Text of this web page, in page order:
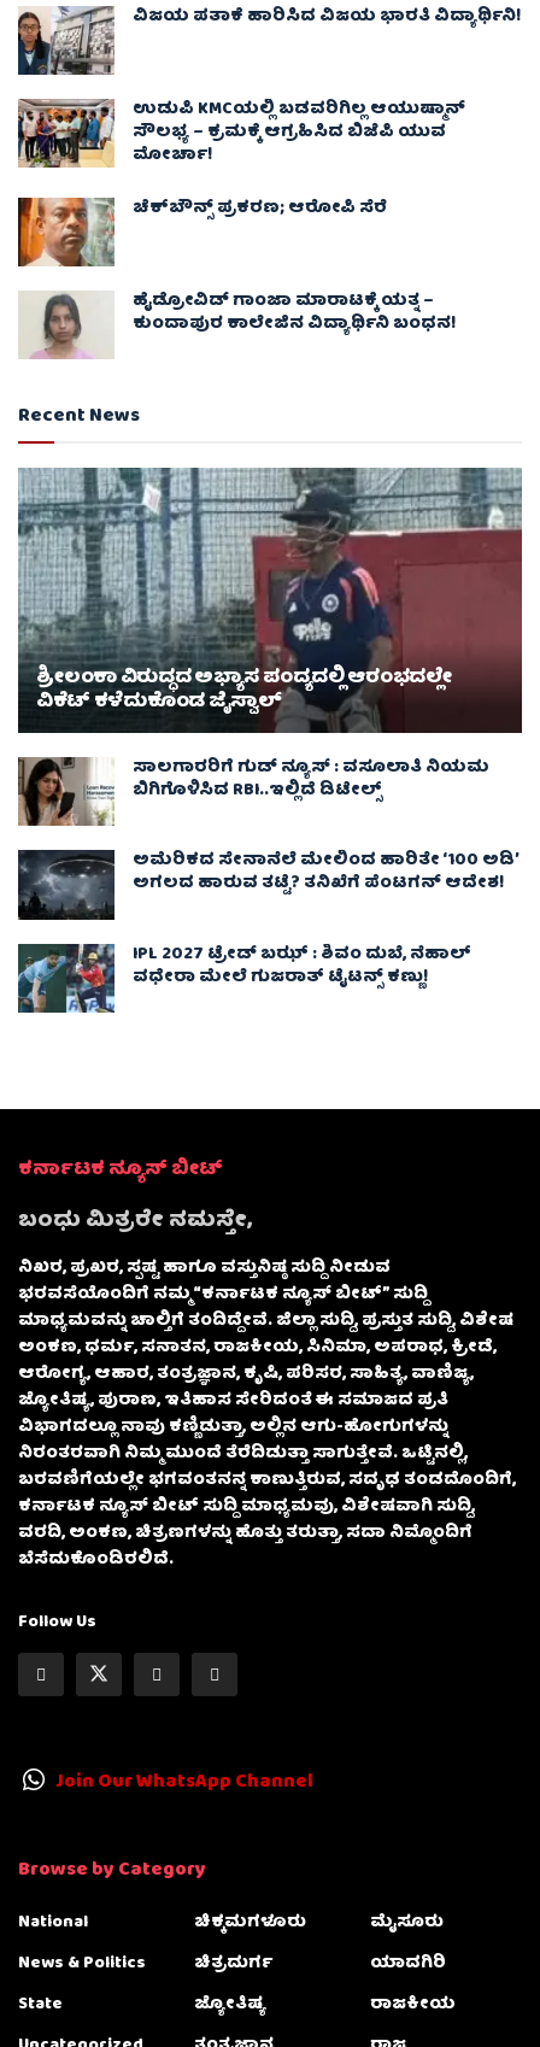
ವಿಜಯ ಪತಾಕೆ ಹಾರಿಸಿದ ವಿಜಯ ಭಾರತಿ ವಿದ್ಯಾರ್ಥಿನಿ!
ಉಡುಪಿ KMCಯಲ್ಲಿ ಬಡವರಿಗಿಲ್ಲ ಆಯುಷ್ಮಾನ್
ಸೌಲಭ್ಯ – ಕ್ರಮಕ್ಕೆ ಆಗ್ರಹಿಸಿದ ಬಿಜೆಪಿ ಯುವ
ಮೋರ್ಚಾ!
ಚೆಕ್​ಬೌನ್ಸ್​ ಪ್ರಕರಣ; ಆರೋಪಿ ಸೆರೆ
ಹೈಡ್ರೋವಿಡ್ ಗಾಂಜಾ ಮಾರಾಟಕ್ಕೆ ಯತ್ನ –
ಕುಂದಾಪುರ ಕಾಲೇಜಿನ ವಿದ್ಯಾರ್ಥಿನಿ ಬಂಧನ!
Recent News
ಶ್ರೀಲಂಕಾ ವಿರುದ್ಧದ ಅಭ್ಯಾಸ ಪಂದ್ಯದಲ್ಲಿ ಆರಂಭದಲ್ಲೇ
ವಿಕೆಟ್ ಕಳೆದುಕೊಂಡ ಜೈಸ್ವಾಲ್
ಸಾಲಗಾರರಿಗೆ ಗುಡ್ ನ್ಯೂಸ್ : ವಸೂಲಾತಿ ನಿಯಮ
ಬಿಗಿಗೊಳಿಸಿದ RBI..ಇಲ್ಲಿದೆ ಡಿಟೇಲ್ಸ್
ಅಮೆರಿಕದ ಸೇನಾನೆಲೆ ಮೇಲಿಂದ ಹಾರಿತೇ ‘100 ಅಡಿ’
ಅಗಲದ ಹಾರುವ ತಟ್ಟೆ? ತನಿಖೆಗೆ ಪೆಂಟಗನ್ ಆದೇಶ!
IPL 2027 ಟ್ರೇಡ್‌ ಬಝ್ : ಶಿವಂ ದುಬೆ, ನೆಹಾಲ್
ವಧೇರಾ ಮೇಲೆ ಗುಜರಾತ್ ಟೈಟನ್ಸ್ ಕಣ್ಣು!
ಕರ್ನಾಟಕ ನ್ಯೂಸ್ ಬೀಟ್
ಬಂಧು ಮಿತ್ರರೇ ನಮಸ್ತೇ,
ನಿಖರ, ಪ್ರಖರ, ಸ್ಪಷ್ಟ ಹಾಗೂ ವಸ್ತುನಿಷ್ಠ ಸುದ್ದಿ ನೀಡುವ
ಭರವಸೆಯೊಂದಿಗೆ ನಮ್ಮ “ಕರ್ನಾಟಕ ನ್ಯೂಸ್ ಬೀಟ್” ಸುದ್ದಿ
ಮಾಧ್ಯಮವನ್ನು ಚಾಲ್ತಿಗೆ ತಂದಿದ್ದೇವೆ. ಜಿಲ್ಲಾ ಸುದ್ದಿ, ಪ್ರಸ್ತುತ ಸುದ್ದಿ, ವಿಶೇಷ
ಅಂಕಣ, ಧರ್ಮ, ಸನಾತನ, ರಾಜಕೀಯ, ಸಿನಿಮಾ, ಅಪರಾಧ, ಕ್ರೀಡೆ,
ಆರೋಗ್ಯ, ಆಹಾರ, ತಂತ್ರಜ್ಞಾನ, ಕೃಷಿ, ಪರಿಸರ, ಸಾಹಿತ್ಯ, ವಾಣಿಜ್ಯ,
ಜ್ಯೋತಿಷ್ಯ, ಪುರಾಣ, ಇತಿಹಾಸ ಸೇರಿದಂತೆ ಈ ಸಮಾಜದ ಪ್ರತಿ
ವಿಭಾಗದಲ್ಲೂ ನಾವು ಕಣ್ಣಿಡುತ್ತಾ, ಅಲ್ಲಿನ ಆಗು-ಹೋಗುಗಳನ್ನು
ನಿರಂತರವಾಗಿ ನಿಮ್ಮ ಮುಂದೆ ತೆರೆದಿಡುತ್ತಾ ಸಾಗುತ್ತೇವೆ. ಒಟ್ಟಿನಲ್ಲಿ,
ಬರವಣಿಗೆಯಲ್ಲೇ ಭಗವಂತನನ್ನ ಕಾಣುತ್ತಿರುವ, ಸದೃಢ ತಂಡದೊಂದಿಗೆ,
ಕರ್ನಾಟಕ ನ್ಯೂಸ್ ಬೀಟ್ ಸುದ್ದಿ ಮಾಧ್ಯಮವು, ವಿಶೇಷವಾಗಿ ಸುದ್ದಿ,
ವರದಿ, ಅಂಕಣ, ಚಿತ್ರಣಗಳನ್ನು ಹೊತ್ತು ತರುತ್ತಾ, ಸದಾ ನಿಮ್ಮೊಂದಿಗೆ
ಬೆಸೆದುಕೊಂಡಿರಲಿದೆ.
Follow Us
Join Our WhatsApp Channel
Browse by Category
National
News & Politics
State
ಚಿಕ್ಕಮಗಳೂರು
ಚಿತ್ರದುರ್ಗ
ಜ್ಯೋತಿಷ್ಯ
ಮೈಸೂರು
ಯಾದಗಿರಿ
ರಾಜಕೀಯ